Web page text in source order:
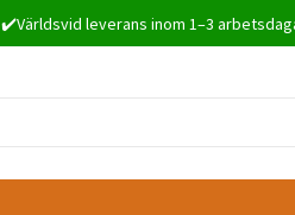
✔️Världsvid leverans inom 1–3